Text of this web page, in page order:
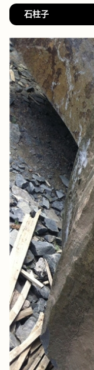
石柱子